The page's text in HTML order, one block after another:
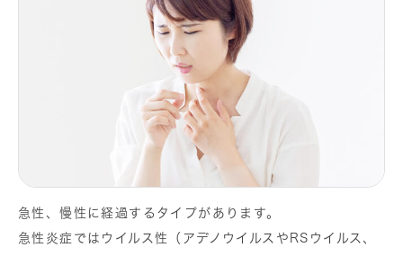
急性、慢性に経過するタイプがあります。
急性炎症ではウイルス性（アデノウイルスやRSウイルス、